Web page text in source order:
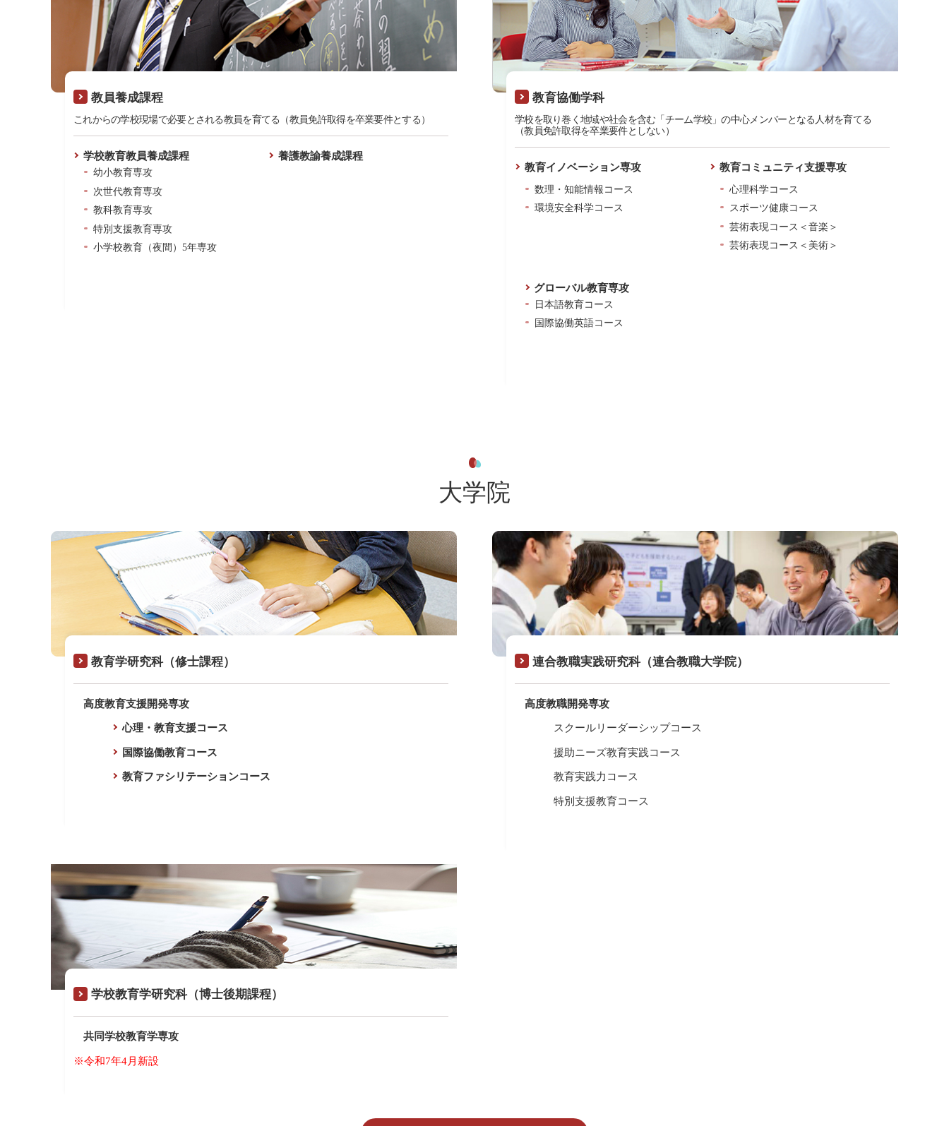
教員養成課程
これからの学校現場で必要とされる教員を育てる（教員免許取得を卒業要件とする）
学校教育教員養成課程
幼小教育専攻
次世代教育専攻
教科教育専攻
特別支援教育専攻
小学校教育（夜間）5年専攻
養護教諭養成課程
教育協働学科
学校を取り巻く地域や社会を含む「チーム学校」の中心メンバーとなる人材を育てる
（教員免許取得を卒業要件としない）
教育イノベーション専攻
教育コミュニティ支援専攻
数理・知能情報コース
環境安全科学コース
心理科学コース
スポーツ健康コース
芸術表現コース＜音楽＞
芸術表現コース＜美術＞
グローバル教育専攻
日本語教育コース
国際協働英語コース
大学院
教育学研究科（修士課程）
高度教育支援開発専攻
心理・教育支援コース
国際協働教育コース
教育ファシリテーションコース
連合教職実践研究科（連合教職大学院）
高度教職開発専攻
スクールリーダーシップコース
援助ニーズ教育実践コース
教育実践力コース
特別支援教育コース
学校教育学研究科（博士後期課程）
共同学校教育学専攻
※令和7年4月新設